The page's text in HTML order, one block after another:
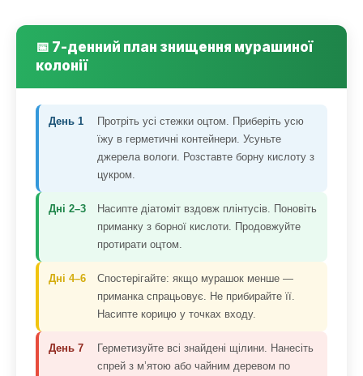
📅 7-денний план знищення мурашиної
колонії
День 1
Протріть усі стежки оцтом. Приберіть усю
їжу в герметичні контейнери. Усуньте
джерела вологи. Розставте борну кислоту з
цукром.
Дні 2–3
Насипте діатоміт вздовж плінтусів. Поновіть
приманку з борної кислоти. Продовжуйте
протирати оцтом.
Дні 4–6
Спостерігайте: якщо мурашок менше —
приманка спрацьовує. Не прибирайте її.
Насипте корицю у точках входу.
День 7
Герметизуйте всі знайдені щілини. Нанесіть
спрей з м’ятою або чайним деревом по